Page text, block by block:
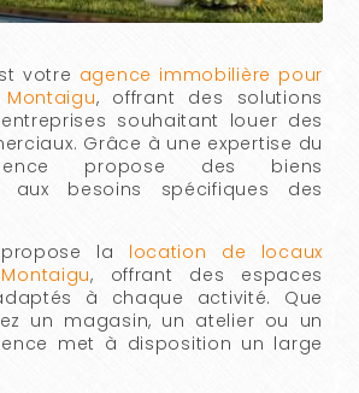
votre agence immobilière pour
, offrant des solutions
souhaitant louer des
Grâce à une expertise du
propose des biens
aux besoins spécifiques des
la location de locaux
, offrant des espaces
à chaque activité. Que
un magasin, un atelier ou un
met à disposition un large